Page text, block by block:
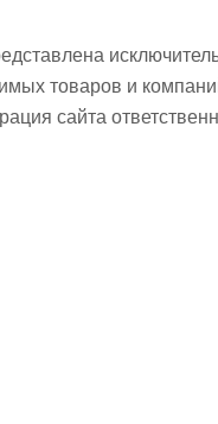
товаров и
сайта